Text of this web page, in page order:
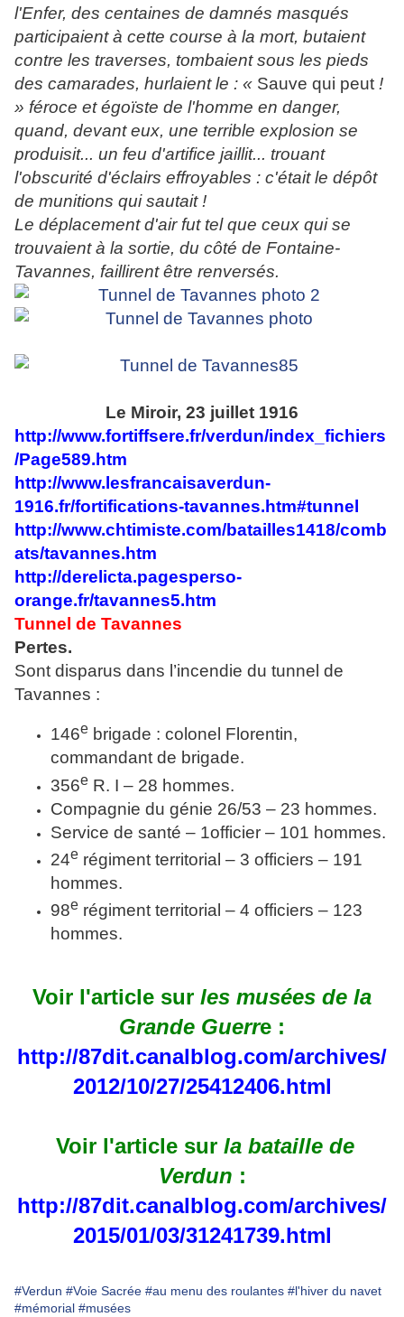
l'Enfer, des centaines de damnés masqués
participaient à cette course à la mort, butaient
contre les traverses, tombaient sous les pieds
des camarades, hurlaient le : « Sauve qui peut !
» féroce et égoïste de l'homme en danger,
quand, devant eux, une terrible explosion se
produisit... un feu d'artifice jaillit... trouant
l'obscurité d'éclairs effroyables : c'était le dépôt
de munitions qui sautait !
Le déplacement d'air fut tel que ceux qui se
trouvaient à la sortie, du côté de Fontaine-
Tavannes, faillirent être renversés.
Le Miroir, 23 juillet 1916
http://www.fortiffsere.fr/verdun/index_fichiers
/Page589.htm
http://www.lesfrancaisaverdun-
1916.fr/fortifications-tavannes.htm#tunnel
http://www.chtimiste.com/batailles1418/comb
ats/tavannes.htm
http://derelicta.pagesperso-
orange.fr/tavannes5.htm
Tunnel de Tavannes
Pertes.
Sont disparus dans l’incendie du tunnel de
Tavannes :
146e brigade : colonel Florentin,
commandant de brigade.
356e R. I – 28 hommes.
Compagnie du génie 26/53 – 23 hommes.
Service de santé – 1officier – 101 hommes.
24e régiment territorial – 3 officiers – 191
hommes.
98e régiment territorial – 4 officiers – 123
hommes.
Voir l'article sur les musées de la
Grande Guerre :
http://87dit.canalblog.com/archives/
2012/10/27/25412406.html
Voir l'article sur la bataille de
Verdun :
http://87dit.canalblog.com/archives/
2015/01/03/31241739.html
#Verdun #Voie Sacrée #au menu des roulantes #l'hiver du navet
#mémorial #musées